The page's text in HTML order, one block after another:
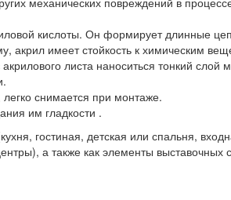
кислоты. Он формирует длинные
акрил имеет стойкость к химическим
листа наноситься тонкий
снимается при монтаже.
им гладкости .
гостиная, детская или спальня,
а также как элементы выставочных